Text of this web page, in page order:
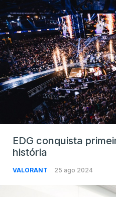
EDG conquista
história
VALORANT 25 ago 2024